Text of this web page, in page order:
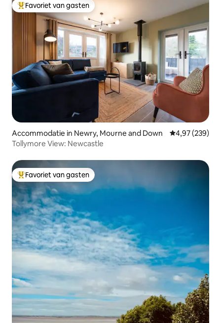
Topfavoriet van gasten
Favoriet van gasten
Accommodatie in Newry, Mourne and Down Gemiddelde
4,97 (239)
Tollymore View: Newcastle
Topfavoriet van gasten
Favoriet van gasten